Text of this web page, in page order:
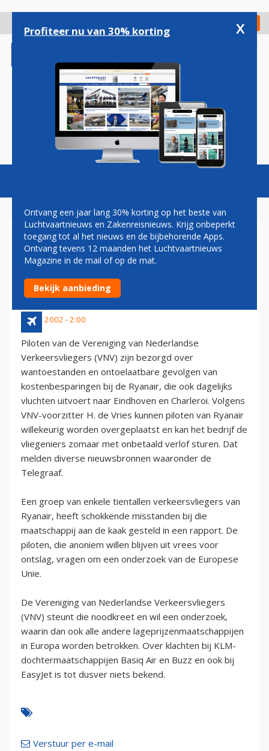
gaan
Check in
Magazine Podcasts Vacatures
VNV BEZORGD OVER
ARBEIDSOMSTANDIGHEDEN
BIJ RYANAIR
15 juli 2002 - 2:00
Piloten van de Vereniging van Nederlandse
Verkeersvliegers (VNV) zijn bezorgd over
wantoestanden en ontoelaatbare gevolgen van
kostenbesparingen bij de Ryanair, die ook dagelijks
vluchten uitvoert naar Eindhoven en Charleroi. Volgens
VNV-voorzitter H. de Vries kunnen piloten van Ryanair
willekeurig worden overgeplaatst en kan het bedrijf de
vliegeniers zomaar met onbetaald verlof sturen. Dat
melden diverse nieuwsbronnen waaronder de
Telegraaf.
Een groep van enkele tientallen verkeersvliegers van
Ryanair, heeft schokkende misstanden bij die
maatschappij aan de kaak gesteld in een rapport. De
piloten, die anoniem willen blijven uit vrees voor
ontslag, vragen om een onderzoek van de Europese
Unie.
De Vereniging van Nederlandse Verkeersvliegers
(VNV) steunt die noodkreet en wil een onderzoek,
waarin dan ook alle andere lageprijzenmaatschappijen
in Europa worden betrokken. Over klachten bij KLM-
dochtermaatschappijen Basiq Air en Buzz en ook bij
EasyJet is tot dusver niets bekend.
Verstuur per e-mail
Profiteer nu van 30% korting x
Ontvang een jaar lang 30% korting op het beste van
Luchtvaartnieuws en Zakenreisnieuws. Krijg onbeperkt
toegang tot al het nieuws en de bijbehorende Apps.
Ontvang tevens 12 maanden het Luchtvaartnieuws
Magazine in de mail of op de mat.
Bekijk aanbieding